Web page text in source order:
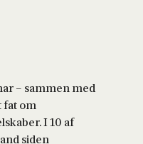
– sammen med
fat om
I 10 af
siden